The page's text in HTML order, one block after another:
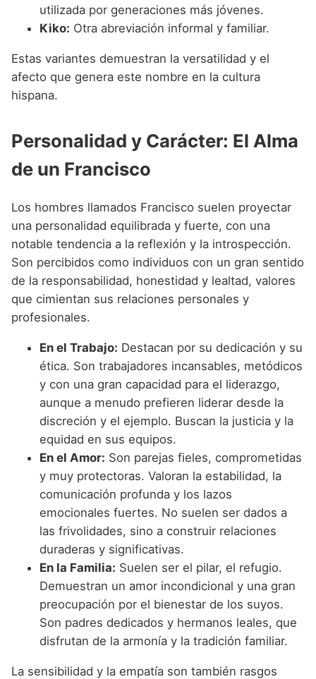
utilizada por generaciones más jóvenes.
Kiko: Otra abreviación informal y familiar.
Estas variantes demuestran la versatilidad y el
afecto que genera este nombre en la cultura
hispana.
Personalidad y Carácter: El Alma
de un Francisco
Los hombres llamados Francisco suelen proyectar
una personalidad equilibrada y fuerte, con una
notable tendencia a la reflexión y la introspección.
Son percibidos como individuos con un gran sentido
de la responsabilidad, honestidad y lealtad, valores
que cimientan sus relaciones personales y
profesionales.
En el Trabajo: Destacan por su dedicación y su
ética. Son trabajadores incansables, metódicos
y con una gran capacidad para el liderazgo,
aunque a menudo prefieren liderar desde la
discreción y el ejemplo. Buscan la justicia y la
equidad en sus equipos.
En el Amor: Son parejas fieles, comprometidas
y muy protectoras. Valoran la estabilidad, la
comunicación profunda y los lazos
emocionales fuertes. No suelen ser dados a
las frivolidades, sino a construir relaciones
duraderas y significativas.
En la Familia: Suelen ser el pilar, el refugio.
Demuestran un amor incondicional y una gran
preocupación por el bienestar de los suyos.
Son padres dedicados y hermanos leales, que
disfrutan de la armonía y la tradición familiar.
La sensibilidad y la empatía son también rasgos